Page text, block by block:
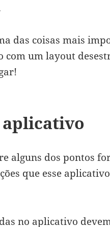
das coisas mais
um layout
aplicativo
alguns dos pontos
que esse
no aplicativo